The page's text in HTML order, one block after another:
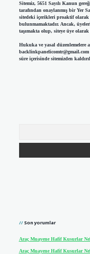
Sitemiz, 5651 Sayılı Kanun
tarafından onaylanmış bir Yer
sitedeki içerikleri proaktif olarak
bulunmamaktadır. Ancak,
taşımakta olup, siteye üye
Hukuka ve yasal düzenlemelere
backlinkpanelicomtr@gmail.com
süre içerisinde sitemizden
Son yorumlar
Araç Muayene Hafif Kusurlar
Araç Muayene Hafif Kusurlar